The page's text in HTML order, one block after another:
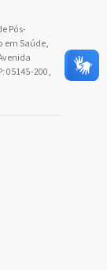
Pós-
em Saúde,
05145-200,